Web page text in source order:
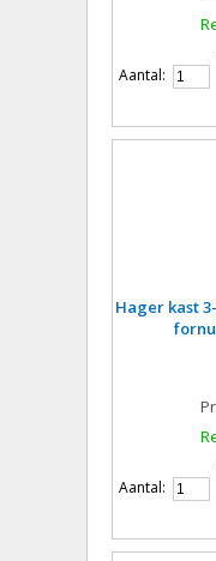
Aantal:
Hager kast
Aantal: